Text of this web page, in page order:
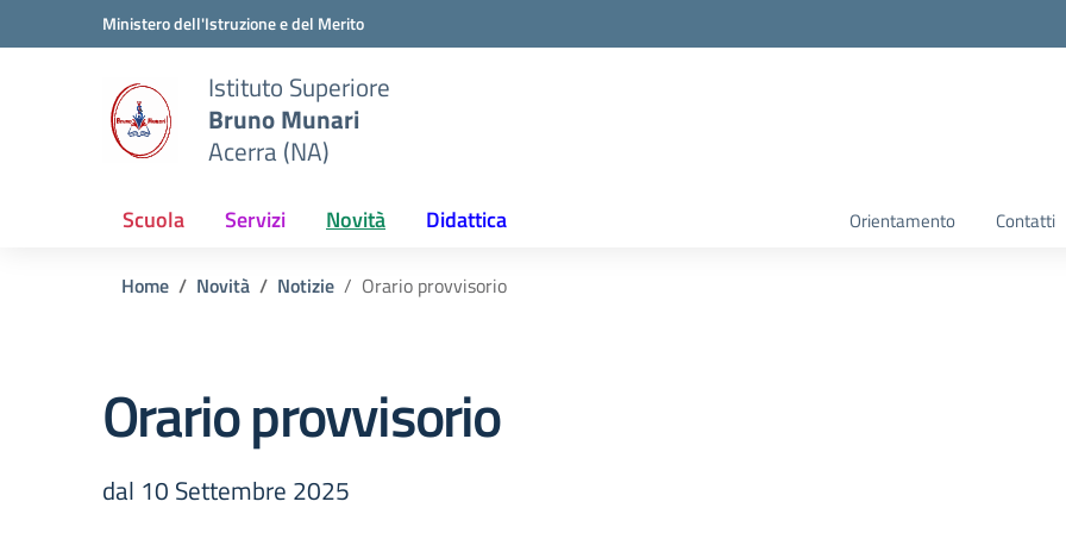
Vai ai contenuti
Vai al menu di navigazioneMinistero dell'Istruzione e del Merito
Istituto Superiore
Bruno Munari
Acerra (NA)
Scuola Servizi Novità Didattica Orientamento Contatti
Home Novità Notizie Orario provvisorio
Orario provvisorio
dal 10 Settembre 2025